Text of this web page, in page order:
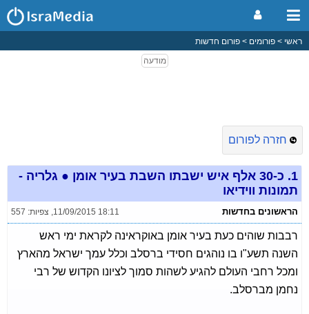
ראשי פורומים פורום חדשות
חזרה לפורום
1.
כ-30 אלף איש ישבתו השבת בעיר אומן ● גלריה -
תמונות ווידיאו
הראשונים בחדשות 11/09/2015 18:11
, צפיות: 557
רבבות שוהים כעת בעיר אומן באוקראינה לקראת ימי ראש
השנה תשע"ו בו נוהגים חסידי ברסלב וכלל עמך ישראל מהארץ
ומכל רחבי העולם להגיע לשהות סמוך לציונו הקדוש של רבי
נחמן מברסלב.